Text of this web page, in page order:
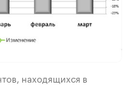
находящихся в